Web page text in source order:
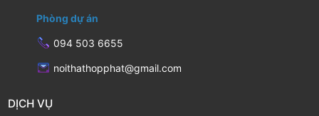
Phòng dự án
094 503 6655
noithathopphat@gmail.com
DỊCH VỤ